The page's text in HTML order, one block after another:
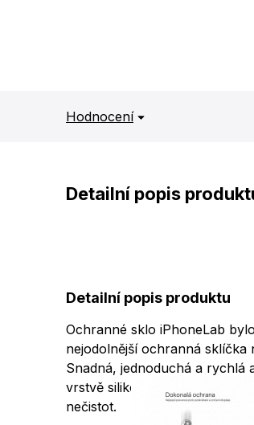
Hodnocení
Detailní popis
Detailní popis produktu
Ochranné sklo iPhoneLab
nejodolnější ochranná
Snadná, jednoduchá a rychlá
vrstvě silikonu. Dokonale
nečistot.